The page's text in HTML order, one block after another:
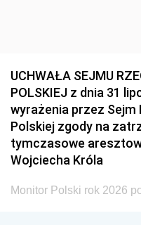
UCHWAŁA SEJMU
POLSKIEJ z dnia 31
wyrażenia przez
Polskiej zgody na
tymczasowe
Wojciecha Króla
Monitor Polski rok 2026